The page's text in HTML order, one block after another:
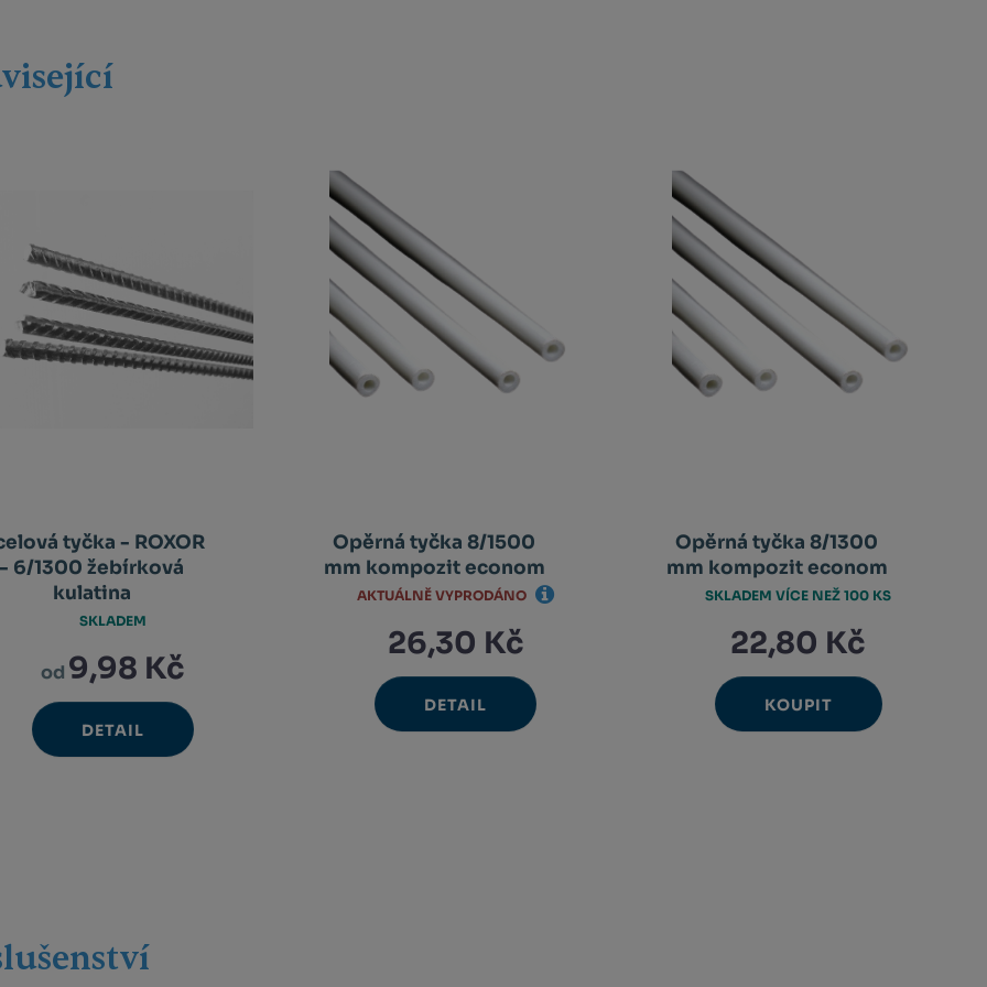
tyčka - ROXOR
- 6/1300 žebírková
kulatina
od 9,98 Kč
DETAIL
SKLADEM
Opěrná tyčka 8/1500
mm kompozit econom
26,30 Kč
DETAIL
AKTUÁLNĚ VYPRODÁNO
Opěrná tyčka 8/1300
mm kompozit econom
22,80 Kč
Změnit
Navýšit
množství
Snížit
Ks
KOUPIT
SKLADEM VÍCE NEŽ 100 KS